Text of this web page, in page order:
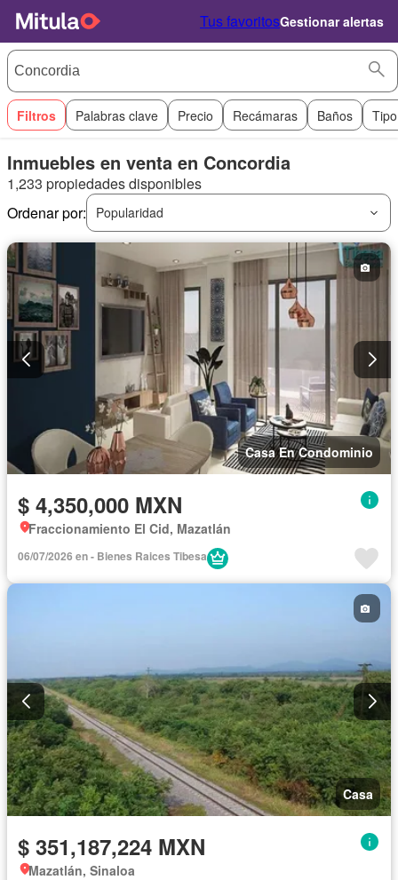
Tus favoritosGestionar alertas
Filtros Palabras clave Precio Recámaras Baños
Inmuebles en venta en Concordia
1,233 propiedades disponibles
Ordenar por:
Popularidad
Casa En Condominio
$ 4,350,000 MXN
Fraccionamiento El Cid, Mazatlán
06/07/2026 en - Bienes Raices Tibesa
Casa
$ 351,187,224 MXN
Mazatlán, Sinaloa